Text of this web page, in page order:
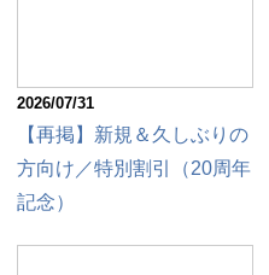
2026/07/31
【再掲】新規＆久しぶりの
方向け／特別割引（20周年
記念）